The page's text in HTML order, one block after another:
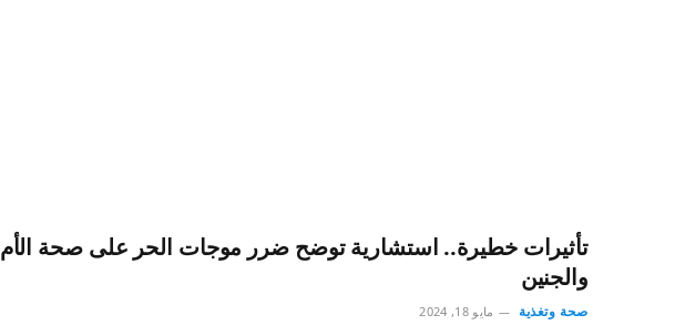
تأثيرات خطيرة.. استشارية توضح ضرر موجات الحر على صحة الأم
والجنين
صحة وتغذية مايو 18, 2024